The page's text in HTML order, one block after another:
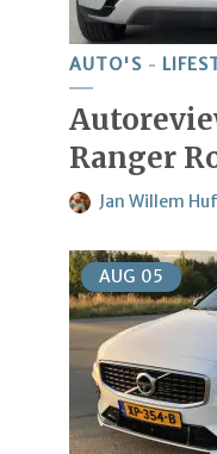
AUTO'S
Ranger
Jan Willem
AUG 05